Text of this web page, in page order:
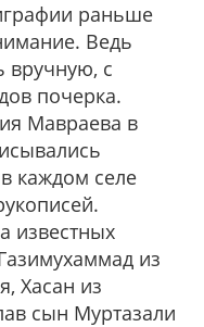
раньше
Ведь
вручную, с
почерка.
Мавраева в
каждом селе
известных
из
Хасан из
сын Муртазали